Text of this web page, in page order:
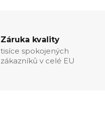
Záruka kvality
tisíce spokojených
zákazníků v celé EU